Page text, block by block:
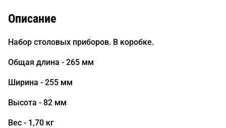
Описание
Набор столовых приборов. В коробке.
Общая длина - 265 мм
Ширина - 255 мм
Высота - 82 мм
Вес - 1,70 кг